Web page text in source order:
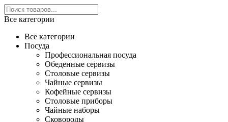
Все категории
Все категории
Посуда
Профессиональная посуда
Обеденные сервизы
Столовые сервизы
Чайные сервизы
Кофейные сервизы
Столовые приборы
Чайные наборы
Сковороды